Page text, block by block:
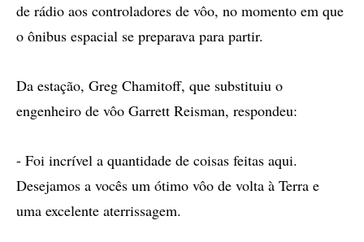
de rádio aos controladores de vôo, no momento em que
o ônibus espacial se preparava para partir.
Da estação, Greg Chamitoff, que substituiu o
engenheiro de vôo Garrett Reisman, respondeu:
- Foi incrível a quantidade de coisas feitas aqui.
Desejamos a vocês um ótimo vôo de volta à Terra e
uma excelente aterrissagem.